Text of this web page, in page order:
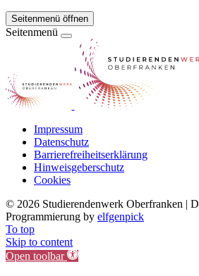
Seitenmenü öffnen
Seitenmenü
Impressum
Datenschutz
Barrierefreiheitserklärung
Hinweisgeberschutz
Cookies
© 2026 Studierendenwerk Oberfranken |
Programmierung by elfgenpick
To top
Skip to content
Open toolbar